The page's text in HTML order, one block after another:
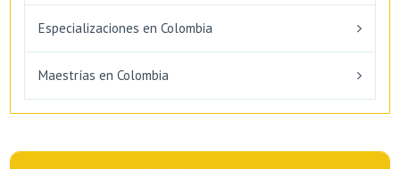
Especializaciones en Colombia
Maestrías en Colombia